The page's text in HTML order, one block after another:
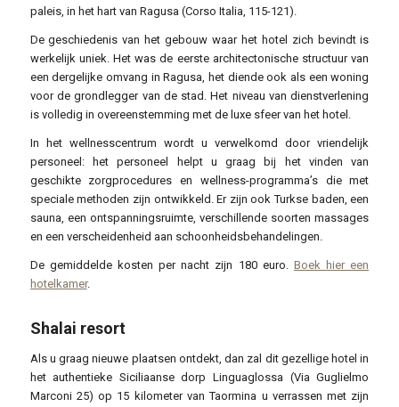
paleis, in het hart van Ragusa (Corso Italia, 115-121).
De geschiedenis van het gebouw waar het hotel zich bevindt is
werkelijk uniek. Het was de eerste architectonische structuur van
een dergelijke omvang in Ragusa, het diende ook als een woning
voor de grondlegger van de stad. Het niveau van dienstverlening
is volledig in overeenstemming met de luxe sfeer van het hotel.
In het wellnesscentrum wordt u verwelkomd door vriendelijk
personeel: het personeel helpt u graag bij het vinden van
geschikte zorgprocedures en wellness-programma’s die met
speciale methoden zijn ontwikkeld. Er zijn ook Turkse baden, een
sauna, een ontspanningsruimte, verschillende soorten massages
en een verscheidenheid aan schoonheidsbehandelingen.
De gemiddelde kosten per nacht zijn 180 euro.Boek hier een
hotelkamer.
Shalai resort
Als u graag nieuwe plaatsen ontdekt, dan zal dit gezellige hotel in
het authentieke Siciliaanse dorp Linguaglossa (Via Guglielmo
Marconi 25) op 15 kilometer van Taormina u verrassen met zijn